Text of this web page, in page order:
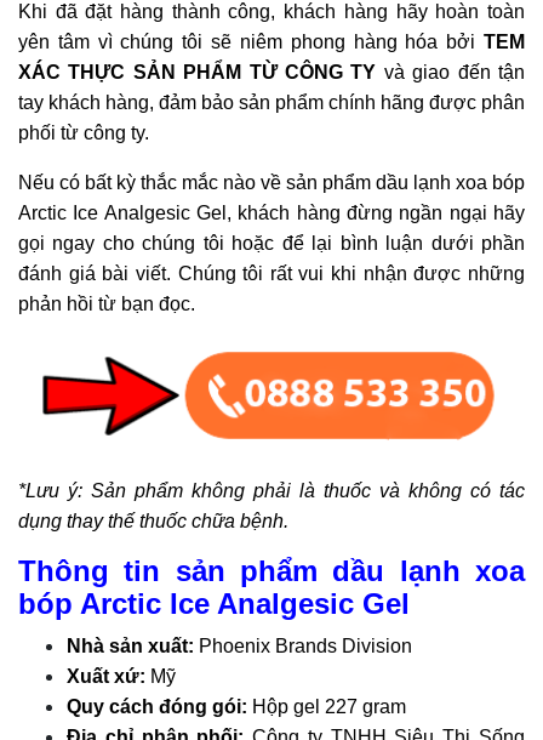
Khi đã đặt hàng thành công, khách hàng hãy hoàn toàn
yên tâm vì chúng tôi sẽ niêm phong hàng hóa bởi TEM
XÁC THỰC SẢN PHẨM TỪ CÔNG TY và giao đến tận
tay khách hàng, đảm bảo sản phẩm chính hãng được phân
phối từ công ty.
Nếu có bất kỳ thắc mắc nào về sản phẩm dầu lạnh xoa bóp
Arctic Ice Analgesic Gel, khách hàng đừng ngần ngại hãy
gọi ngay cho chúng tôi hoặc để lại bình luận dưới phần
đánh giá bài viết. Chúng tôi rất vui khi nhận được những
phản hồi từ bạn đọc.
*Lưu ý: Sản phẩm không phải là thuốc và không có tác
dụng thay thế thuốc chữa bệnh.
Thông tin sản phẩm dầu lạnh xoa
bóp Arctic Ice Analgesic Gel
Nhà sản xuất: Phoenix Brands Division
Xuất xứ: Mỹ
Quy cách đóng gói: Hộp gel 227 gram